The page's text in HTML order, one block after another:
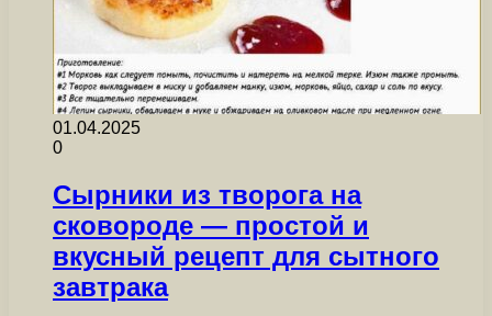
01.04.2025
0
Сырники из творога на
сковороде — простой и
вкусный рецепт для сытного
завтрака